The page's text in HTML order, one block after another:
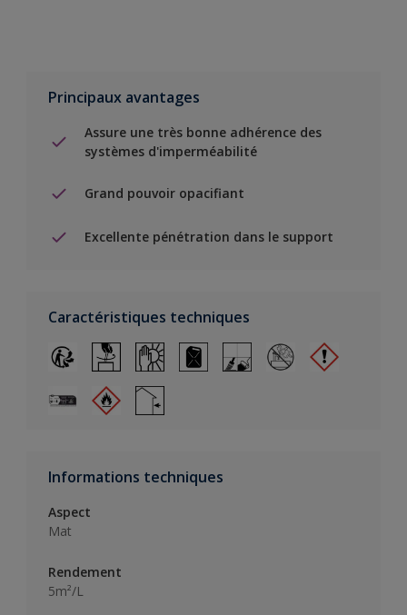
Principaux avantages
Assure une très bonne adhérence des
systèmes d'imperméabilité
Grand pouvoir opacifiant
Excellente pénétration dans le support
Caractéristiques techniques
Informations techniques
Aspect
Mat
Rendement
5m²/L